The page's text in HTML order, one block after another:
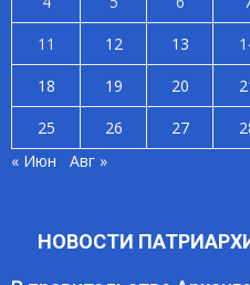
11
12 13
18
19 20
25
26 27
« Июн
Авг »
НОВОСТИ